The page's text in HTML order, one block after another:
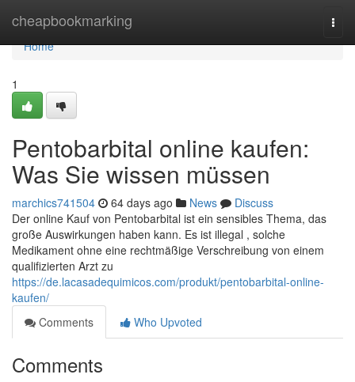
cheapbookmarking
Home
Home
1
Pentobarbital online kaufen:
Was Sie wissen müssen
marchics741504 64 days ago News
Discuss
Der online Kauf von Pentobarbital ist ein sensibles Thema, das
große Auswirkungen haben kann. Es ist illegal , solche
Medikament ohne eine rechtmäßige Verschreibung von einem
qualifizierten Arzt zu
https://de.lacasadequimicos.com/produkt/pentobarbital-online-
kaufen/
Comments
Who Upvoted
Comments